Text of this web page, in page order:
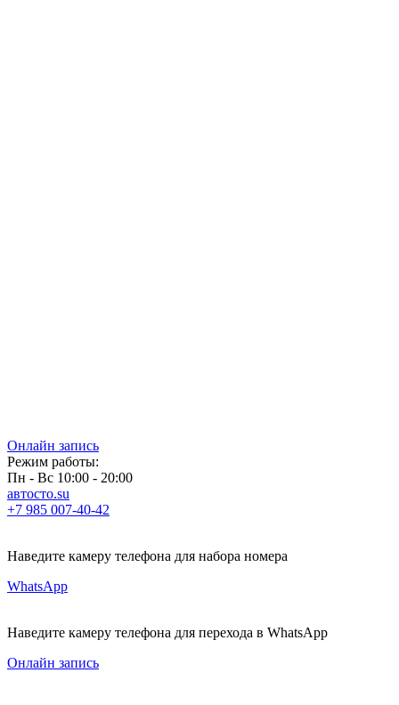
Онлайн запись
Режим работы:
Пн - Вс 10:00 - 20:00
автосто.su
+7 985 007-40-42
Наведите камеру телефона для набора номера
WhatsApp
Наведите камеру телефона для перехода в WhatsApp
Онлайн запись